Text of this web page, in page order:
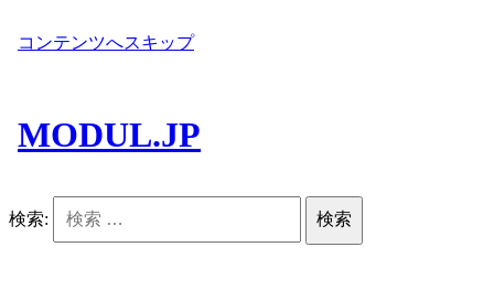
コンテンツへスキップ
MODUL.JP
検索: